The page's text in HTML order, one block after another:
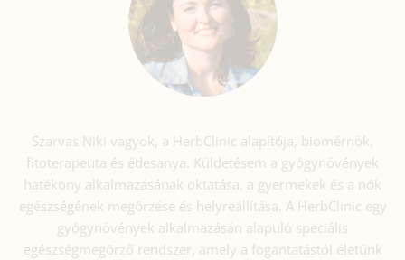
Szarvas Niki vagyok, a HerbClinic alapítója, biomérnök,
fitoterapeuta és édesanya. Küldetésem a gyógynövények
hatékony alkalmazásának oktatása, a gyermekek és a nők
egészségének megőrzése és helyreállítása. A HerbClinic egy
gyógynövények alkalmazásán alapuló speciális
egészségmegőrző rendszer, amely a fogantatástól életünk